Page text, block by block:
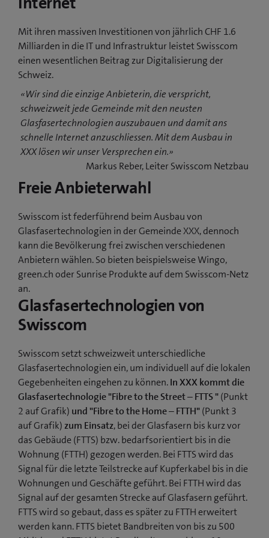
Mit ihren massiven Investitionen von jährlich CHF 1.6
Milliarden in die IT und Infrastruktur leistet Swisscom
einen wesentlichen Beitrag zur Digitalisierung der
Schweiz.
«Wir sind die einzige Anbieterin, die verspricht,
schweizweit jede Gemeinde mit den neusten
Glasfasertechnologien auszubauen und damit ans
schnelle Internet anzuschliessen. Mit dem Ausbau in
XXX lösen wir unser Versprechen ein.»
Markus Reber, Leiter Swisscom Netzbau
Freie Anbieterwahl
Swisscom ist federführend beim Ausbau von
Glasfasertechnologien in der Gemeinde XXX, dennoch
kann die Bevölkerung frei zwischen verschiedenen
Anbietern wählen. So bieten beispielsweise Wingo,
green.ch oder Sunrise Produkte auf dem Swisscom-Netz
an.
Glasfasertechnologien von
Swisscom
Swisscom setzt schweizweit unterschiedliche
Glasfasertechnologien ein, um individuell auf die lokalen
Gegebenheiten eingehen zu können.In XXX kommt die
Glasfasertechnologie "Fibre to the Street – FTTS "(Punkt
2 auf Grafik) und "Fibre to the Home – FTTH"(Punkt 3
auf Grafik)zum Einsatz, bei der Glasfasern bis kurz vor
das Gebäude (FTTS) bzw. bedarfsorientiert bis in die
Wohnung (FTTH) gezogen werden. Bei FTTS wird das
Signal für die letzte Teilstrecke auf Kupferkabel bis in die
Wohnungen und Geschäfte geführt. Bei FTTH wird das
Signal auf der gesamten Strecke auf Glasfasern geführt.
FTTS wird so gebaut, dass es später zu FTTH erweitert
werden kann. FTTS bietet Bandbreiten von bis zu 500